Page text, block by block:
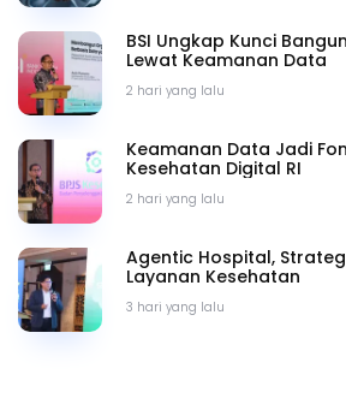
2 hari yang lalu
BSI Ungkap Kunci
Lewat Keamanan Data
2 hari yang lalu
Keamanan Data Jadi
Kesehatan Digital RI
3 hari yang lalu
Agentic Hospital,
Layanan Kesehatan